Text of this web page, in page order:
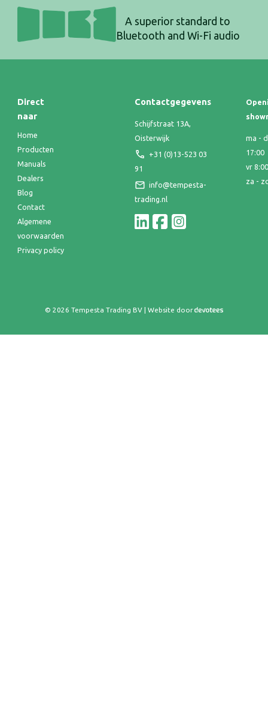
A superior standard to
Bluetooth and Wi-Fi audio
Direct
naar
Home
Producten
Manuals
Dealers
Blog
Contact
Algemene
voorwaarden
Privacy policy
Contactgegevens
Schijfstraat 13A,
Oisterwijk
+31 (0)13-523 03
91
info@tempesta-
trading.nl
ma -
17:00
vr
za -
© 2026 Tempesta Trading BV | Website door